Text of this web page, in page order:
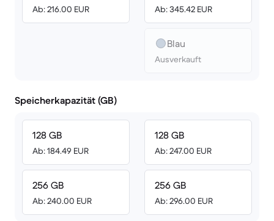
Ab: 216.00 EUR Ab: 345.42 EUR
Blau
Ausverkauft
Speicherkapazität (GB)
128 GB
Ab: 184.49 EUR
256 GB
Ab: 240.00 EUR
128 GB
Ab: 247.00 EUR
256 GB
Ab: 296.00 EUR